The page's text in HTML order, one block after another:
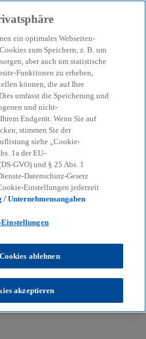
für
Überblick zu behalten
neuen
Entscheidungen
ein optimales Webseiten-
zum Speichern, z. B. um
aber auch um statistische
Funktionen zu erheben,
können, die auf Ihre
umfasst die Speicherung und
und nicht-
Endgerät. Wenn Sie auf
stimmen Sie der
siehe „Cookie-
1a der EU-
GVO) und § 25 Abs. 1
Datenschutz-Gesetz
Einstellungen jederzeit
Unternehmensangaben
ablehnen
akzeptieren